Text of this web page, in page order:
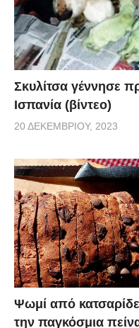
Σκυλίτσα γέννησε
Ισπανία (βίντεο)
20 ΔΕΚΕΜΒΡΊΟΥ, 2023
Ψωμί από
την παγκόσμια